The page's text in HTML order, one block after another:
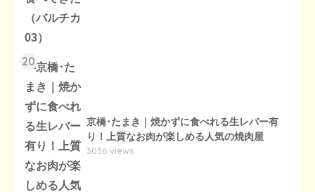
20
京橋･たまき｜焼かずに食べれる生レバー有
り！上質なお肉が楽しめる人気の焼肉屋
3036 views